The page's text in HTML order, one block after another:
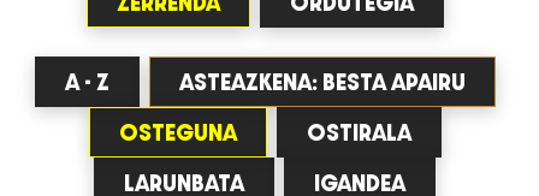
A - Z ASTEAZKENA: BESTA APAIRU
OSTEGUNA OSTIRALA
LARUNBATA IGANDEA